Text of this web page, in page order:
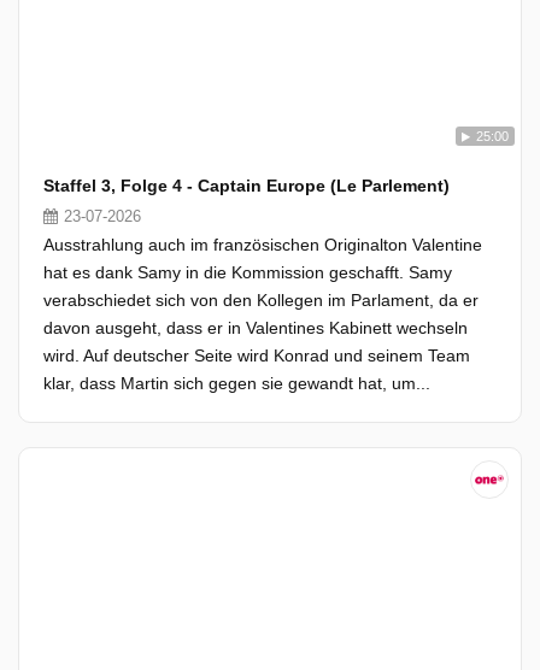
25:00
Staffel 3, Folge 4 - Captain Europe (Le Parlement)
23-07-2026
Ausstrahlung auch im französischen Originalton Valentine
hat es dank Samy in die Kommission geschafft. Samy
verabschiedet sich von den Kollegen im Parlament, da er
davon ausgeht, dass er in Valentines Kabinett wechseln
wird. Auf deutscher Seite wird Konrad und seinem Team
klar, dass Martin sich gegen sie gewandt hat, um...